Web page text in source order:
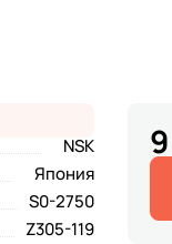
NSK
Япония
S0-2750
Z305-119